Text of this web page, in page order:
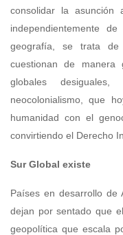
consolidar la
independientemente
geografía, se trata
cuestionan de manera
globales
neocolonialismo, que
humanidad con el
convirtiendo el Derecho
Sur Global existe
Países en desarrollo de
dejan por sentado que
geopolítica que escala